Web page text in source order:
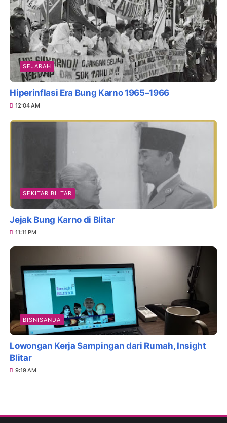
SEJARAH
Hiperinflasi Era Bung Karno 1965–1966
12:04 AM
SEKITAR BLITAR
Jejak Bung Karno di Blitar
11:11 PM
BISNISANDA
Lowongan Kerja Sampingan dari Rumah, Insight
Blitar
9:19 AM